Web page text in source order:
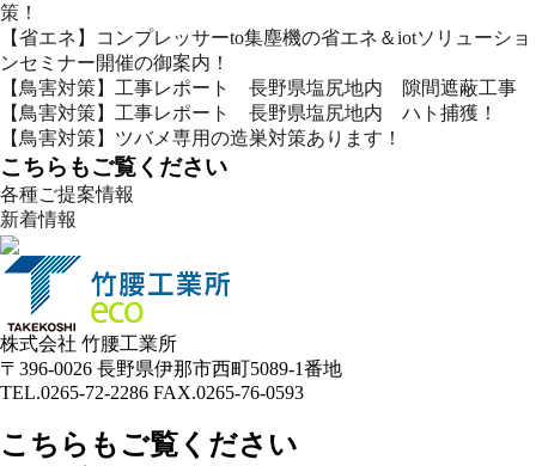
策！
【省エネ】コンプレッサーto集塵機の省エネ＆iotソリューショ
ンセミナー開催の御案内！
【鳥害対策】工事レポート 長野県塩尻地内 隙間遮蔽工事
【鳥害対策】工事レポート 長野県塩尻地内 ハト捕獲！
【鳥害対策】ツバメ専用の造巣対策あります！
こちらもご覧ください
各種ご提案情報
新着情報
株式会社 竹腰工業所
〒396-0026 長野県伊那市西町5089-1番地
TEL.0265-72-2286 FAX.0265-76-0593
こちらもご覧ください